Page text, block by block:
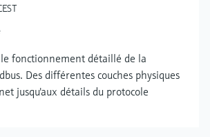
le fonctionnement détaillé de la
Des différentes couches physiques
jusqu'aux détails du protocole